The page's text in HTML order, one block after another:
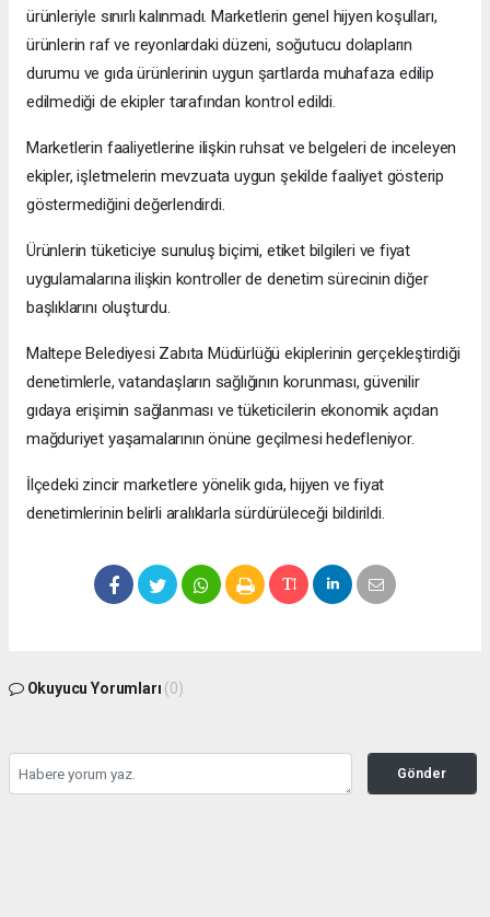
ürünleriyle sınırlı kalınmadı. Marketlerin genel hijyen koşulları,
ürünlerin raf ve reyonlardaki düzeni, soğutucu dolapların
durumu ve gıda ürünlerinin uygun şartlarda muhafaza edilip
edilmediği de ekipler tarafından kontrol edildi.
Marketlerin faaliyetlerine ilişkin ruhsat ve belgeleri de inceleyen
ekipler, işletmelerin mevzuata uygun şekilde faaliyet gösterip
göstermediğini değerlendirdi.
Ürünlerin tüketiciye sunuluş biçimi, etiket bilgileri ve fiyat
uygulamalarına ilişkin kontroller de denetim sürecinin diğer
başlıklarını oluşturdu.
Maltepe Belediyesi Zabıta Müdürlüğü ekiplerinin gerçekleştirdiği
denetimlerle, vatandaşların sağlığının korunması, güvenilir
gıdaya erişimin sağlanması ve tüketicilerin ekonomik açıdan
mağduriyet yaşamalarının önüne geçilmesi hedefleniyor.
İlçedeki zincir marketlere yönelik gıda, hijyen ve fiyat
denetimlerinin belirli aralıklarla sürdürüleceği bildirildi.
Okuyucu Yorumları (0)
Gönder